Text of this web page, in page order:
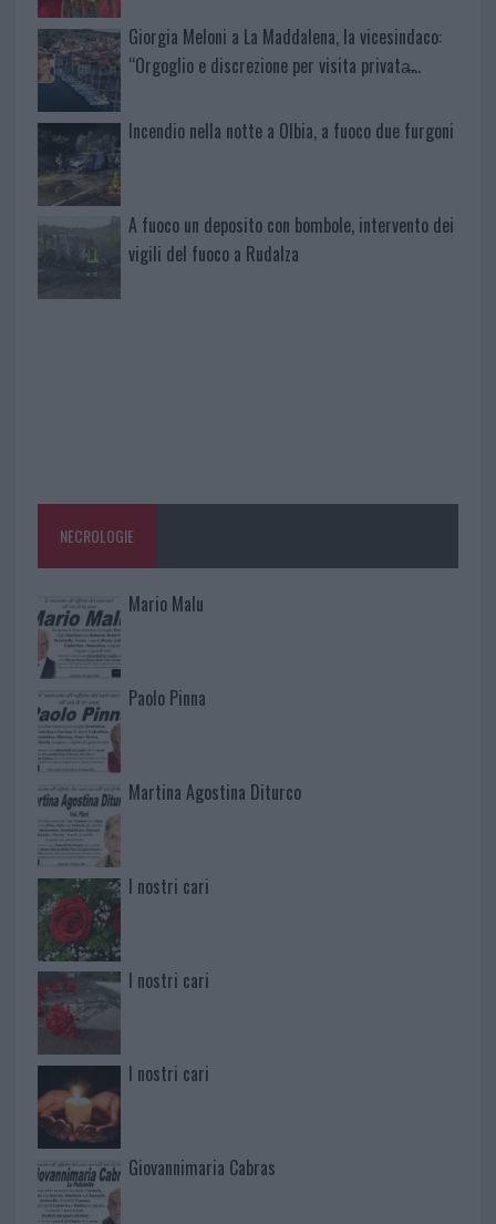
Giorgia Meloni a La Maddalena, la vicesindaco:
“Orgoglio e discrezione per visita privata̶…
Incendio nella notte a Olbia, a fuoco due furgoni
A fuoco un deposito con bombole, intervento dei
vigili del fuoco a Rudalza
NECROLOGIE
Mario Malu
Paolo Pinna
Martina Agostina Diturco
I nostri cari
I nostri cari
I nostri cari
Giovannimaria Cabras